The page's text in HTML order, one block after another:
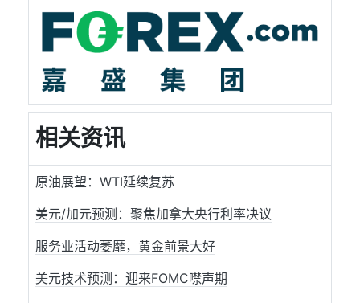
相关资讯
原油展望：WTI延续复苏
美元/加元预测：聚焦加拿大央行利率决议
服务业活动萎靡，黄金前景大好
美元技术预测：迎来FOMC噤声期